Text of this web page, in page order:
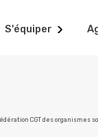
S'équiper
CGT des organismes